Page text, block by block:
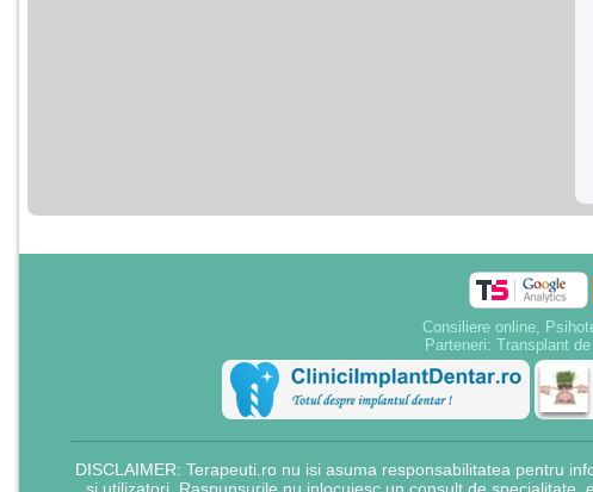
Consiliere online,
Parteneri: Transplant
DISCLAIMER: Terapeuti.ro nu isi asuma responsabilitatea pentru